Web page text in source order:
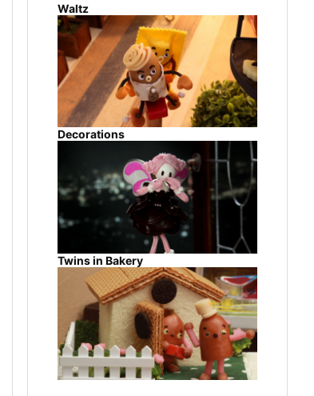
Waltz
Decorations
Twins in Bakery